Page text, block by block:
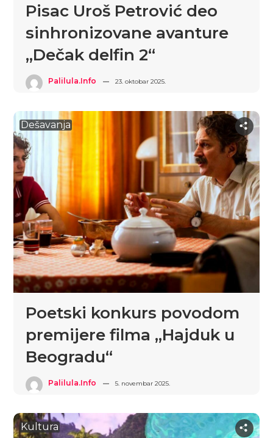
Pisac Uroš Petrović deo
sinhronizovane avanture
„Dečak delfin 2“
Palilula.info 23. oktobar 2025.
Dešavanja
Poetski konkurs povodom
premijere filma „Hajduk u
Beogradu“
Palilula.info 5. novembar 2025.
Kultura